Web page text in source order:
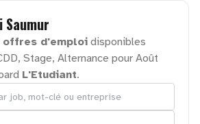
Saumur
offres d'emploidisponibles
Stage, Alternance pour Août
L'Etudiant.
mot-clé ou entreprise